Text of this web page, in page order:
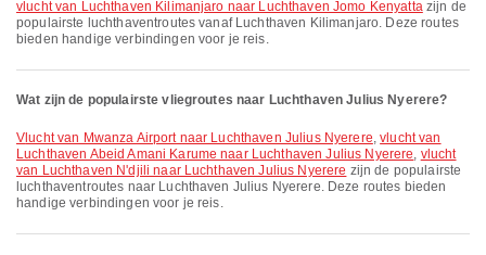
vlucht van Luchthaven Kilimanjaro naar Luchthaven Jomo Kenyattazijn de
populairste luchthaventroutes vanaf Luchthaven Kilimanjaro. Deze routes
bieden handige verbindingen voor je reis.
Wat zijn de populairste vliegroutes naar Luchthaven Julius Nyerere?
vlucht van Mwanza Airport naar Luchthaven Julius Nyerere,vlucht van
Luchthaven Abeid Amani Karume naar Luchthaven Julius Nyerere, vlucht
van Luchthaven N'djili naar Luchthaven Julius Nyerere zijn de populairste
luchthaventroutes naar Luchthaven Julius Nyerere. Deze routes bieden
handige verbindingen voor je reis.